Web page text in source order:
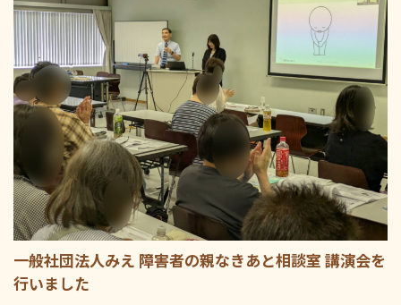
一般社団法人みえ 障害者の親なきあと相談室 講演会を
行いました